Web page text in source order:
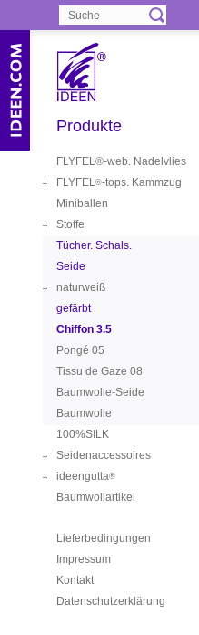
Produkte
FLYFEL®-web. Nadelvlies
FLYFEL®-tops. Kammzug
Miniballen
Stoffe
Tücher. Schals.
Seide
naturweiß
gefärbt
Chiffon 3.5
Pongé 05
Tissu de Gaze 08
Baumwolle-Seide
Baumwolle
100%SILK
Seidenaccessoires
ideengutta®
Baumwollartikel
Lieferbedingungen
Impressum
Kontakt
Datenschutzerklärung